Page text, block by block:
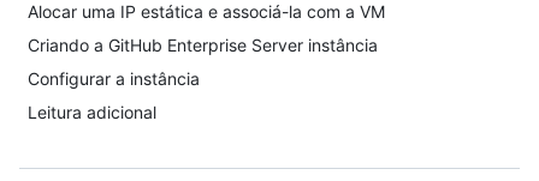
Alocar uma IP estática e associá-la com a VM
Criando a GitHub Enterprise Server instância
Configurar a instância
Leitura adicional